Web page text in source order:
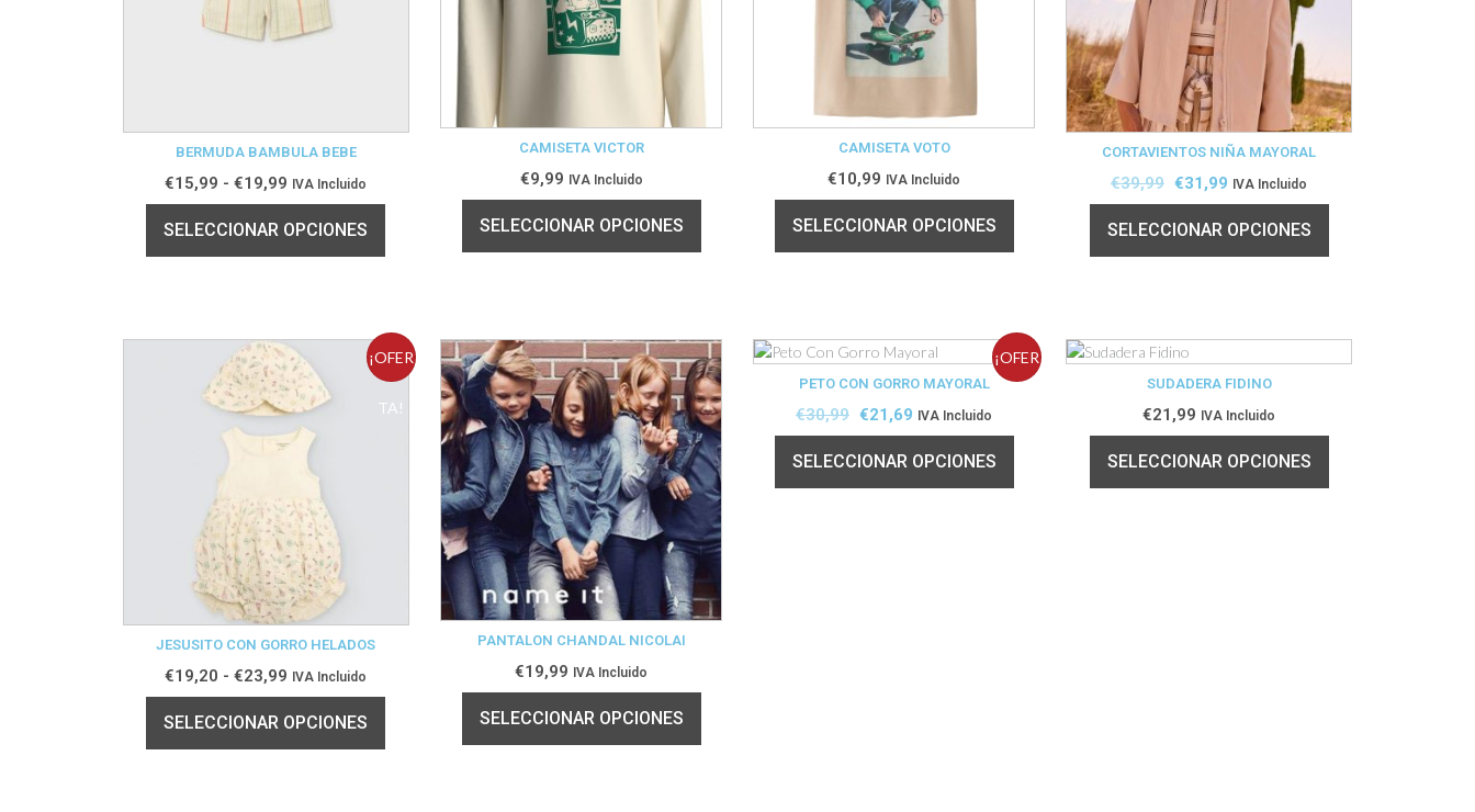
BERMUDA BAMBULA BEBE
€15,99 - €19,99 IVA Incluido
SELECCIONAR OPCIONES
CAMISETA VICTOR
€9,99 IVA Incluido
SELECCIONAR OPCIONES
CAMISETA VOTO
€10,99 IVA Incluido
SELECCIONAR OPCIONES
CORTAVIENTOS NIÑA MAYORAL
€39,99 €31,99 IVA Incluido
SELECCIONAR OPCIONES
¡OFER
TA!
JESUSITO CON GORRO HELADOS
€19,20 - €23,99 IVA Incluido
SELECCIONAR OPCIONES
PANTALON CHANDAL NICOLAI
€19,99 IVA Incluido
SELECCIONAR OPCIONES
¡OFER
PETO CON GORRO MAYORAL
€30,99 €21,69 IVA Incluido
SELECCIONAR OPCIONES
SUDADERA FIDINO
€21,99 IVA Incluido
SELECCIONAR OPCIONES